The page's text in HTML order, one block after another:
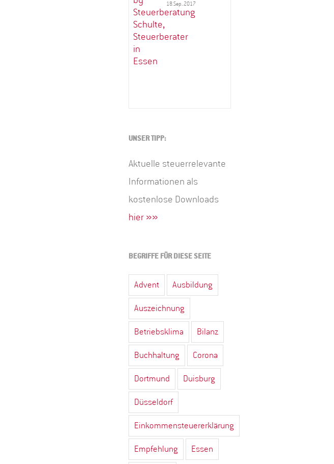
18.Sep..2017
UNSER TIPP:
Aktuelle steuerrelevante
Informationen als
kostenlose Downloads
hier »»
BEGRIFFE FÜR DIESE SEITE
Advent Ausbildung
Auszeichnung
Betriebsklima Bilanz
Buchhaltung Corona
Dortmund Duisburg
Düsseldorf
Einkommensteuererklärung
Empfehlung Essen